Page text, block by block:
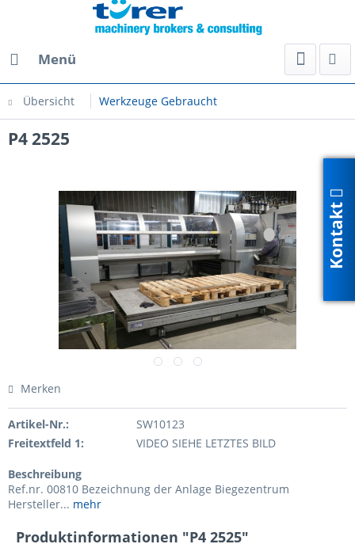
Menü
Übersicht Werkzeuge Gebraucht
P4 2525
Merken
Artikel-Nr.:
SW10123
Freitextfeld 1:
VIDEO SIEHE LETZTES BILD
Beschreibung
Ref.nr. 00810 Bezeichnung der Anlage Biegezentrum
Hersteller... mehr
Produktinformationen "P4 2525"
Kontakt